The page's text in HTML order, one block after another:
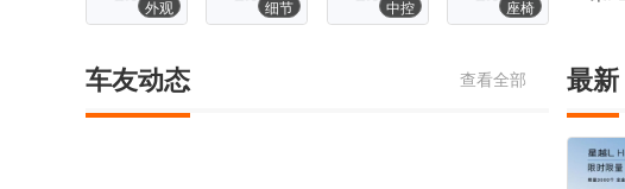
外观 细节 中控 座椅
车友动态 查看全部 最新